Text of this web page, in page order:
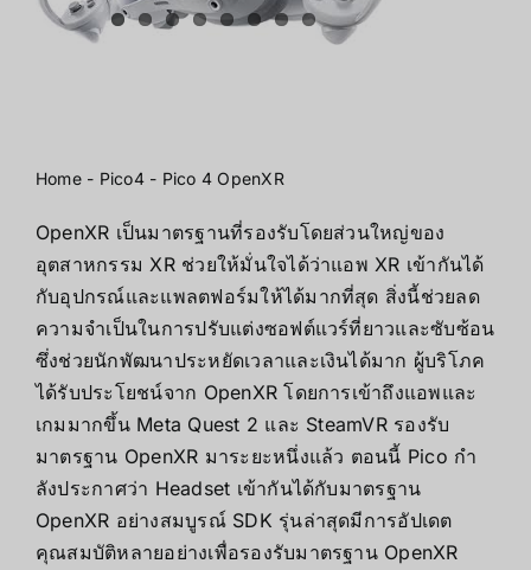
Home- Pico4- Pico 4 OpenXR
OpenXR เป็นมาตรฐานที่รองรับโดยส่วนใหญ่ของ
อุตสาหกรรม XR ช่วยให้มั่นใจได้ว่าแอพ XR เข้ากันได้
กับอุปกรณ์และแพลตฟอร์มให้ได้มากที่สุด สิ่งนี้ช่วยลด
ความจําเป็นในการปรับแต่งซอฟต์แวร์ที่ยาวและซับซ้อน
ซึ่งช่วยนักพัฒนาประหยัดเวลาและเงินได้มาก ผู้บริโภค
ได้รับประโยชน์จาก OpenXR โดยการเข้าถึงแอพและ
เกมมากขึ้น Meta Quest 2 และ SteamVR รองรับ
มาตรฐาน OpenXR มาระยะหนึ่งแล้ว ตอนนี้ Pico กํา
ลังประกาศว่า Headset เข้ากันได้กับมาตรฐาน
OpenXR อย่างสมบูรณ์ SDK รุ่นล่าสุดมีการอัปเดต
คุณสมบัติหลายอย่างเพื่อรองรับมาตรฐาน OpenXR